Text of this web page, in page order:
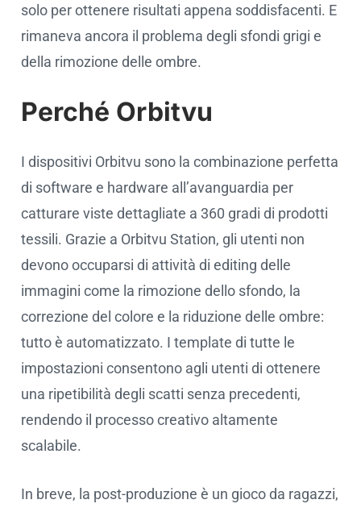
solo per ottenere risultati appena soddisfacenti. E
rimaneva ancora il problema degli sfondi grigi e
della rimozione delle ombre.
Perché Orbitvu
I dispositivi Orbitvu sono la combinazione perfetta
di software e hardware all’avanguardia per
catturare viste dettagliate a 360 gradi di prodotti
tessili. Grazie a Orbitvu Station, gli utenti non
devono occuparsi di attività di editing delle
immagini come la rimozione dello sfondo, la
correzione del colore e la riduzione delle ombre:
tutto è automatizzato. I template di tutte le
impostazioni consentono agli utenti di ottenere
una ripetibilità degli scatti senza precedenti,
rendendo il processo creativo altamente
scalabile.
In breve, la post-produzione è un gioco da ragazzi,